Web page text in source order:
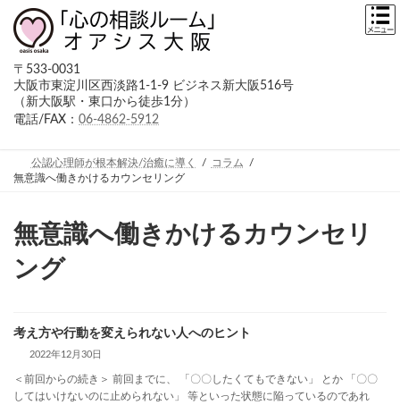
〒533-0031
大阪市東淀川区西淡路1-1-9 ビジネス新大阪516号
（新大阪駅・東口から徒歩1分）
電話/FAX： 06-4862-5912
公認心理師が根本解決/治癒に導く
コラム
無意識へ働きかけるカウンセリング
無意識へ働きかけるカウンセリ
ング
考え方や行動を変えられない人へのヒント
2022年12月30日
＜前回からの続き＞ 前回までに、 「〇〇したくてもできない」 とか 「〇〇
してはいけないのに止められない」 等といった状態に陥っているのであれ